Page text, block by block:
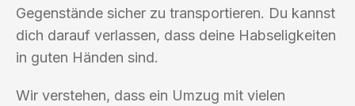
Gegenstände sicher zu transportieren. Du kannst
dich darauf verlassen, dass deine Habseligkeiten
in guten Händen sind.
Wir verstehen, dass ein Umzug mit vielen